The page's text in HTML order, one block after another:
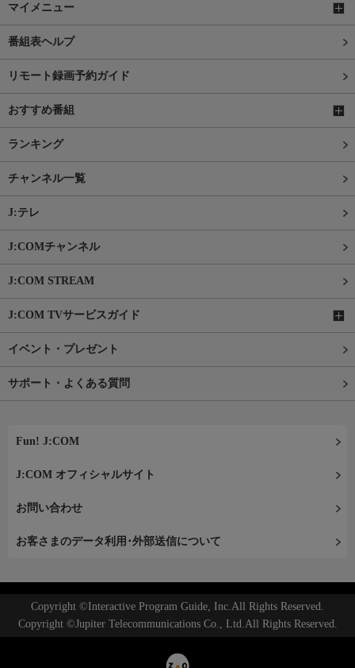
マイメニュー
番組表ヘルプ
リモート録画予約ガイド
おすすめ番組
ランキング
チャンネル一覧
J:テレ
J:COMチャンネル
J:COM STREAM
J:COM TVサービスガイド
イベント・プレゼント
サポート・よくある質問
Fun! J:COM
J:COM オフィシャルサイト
お問い合わせ
お客さまのデータ利用･外部送信について
Copyright ©Interactive Program Guide, Inc.All Rights Reserved.
Copyright ©Jupiter Telecommunications Co., Ltd.All Rights Reserved.